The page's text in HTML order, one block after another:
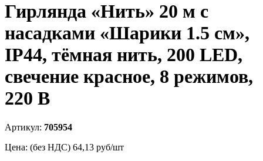
Гирлянда «Нить» 20 м с
насадками «Шарики 1.5 см»,
IP44, тёмная нить, 200 LED,
свечение красное, 8 режимов,
220 В
Артикул: 705954
Цена: (без НДС) 64,13 руб/шт